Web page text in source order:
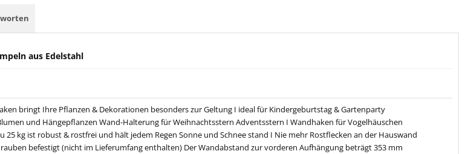
aus Edelstahl
bringt Ihre Pflanzen & Dekorationen besonders zur Geltung I ideal für Kindergeburtstag & Gartenparty
und Hängepflanzen Wand-Halterung für Weihnachtsstern Adventsstern I Wandhaken für Vogelhäuschen
kg ist robust & rostfrei und hält jedem Regen Sonne und Schnee stand I Nie mehr Rostflecken an der Hauswand
befestigt (nicht im Lieferumfang enthalten) Der Wandabstand zur vorderen Aufhängung beträgt 353 mm